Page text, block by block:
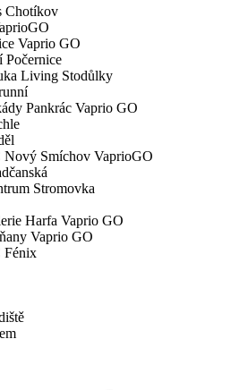
Chotíkov
Vaprio GO
Počernice
Living Stodůlky
Pankrác Vaprio GO
Nový Smíchov VaprioGO
Stromovka
Harfa Vaprio GO
Vaprio GO
Fénix